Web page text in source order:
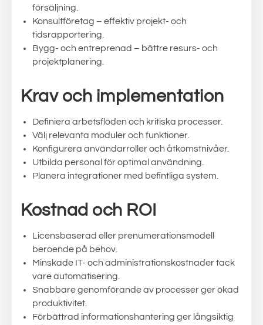
försäljning.
Konsultföretag – effektiv projekt- och
tidsrapportering.
Bygg- och entreprenad – bättre resurs- och
projektplanering.
Krav och implementation
Definiera arbetsflöden och kritiska processer.
Välj relevanta moduler och funktioner.
Konfigurera användarroller och åtkomstnivåer.
Utbilda personal för optimal användning.
Planera integrationer med befintliga system.
Kostnad och ROI
Licensbaserad eller prenumerationsmodell
beroende på behov.
Minskade IT- och administrationskostnader tack
vare automatisering.
Snabbare genomförande av processer ger ökad
produktivitet.
Förbättrad informationshantering ger långsiktig